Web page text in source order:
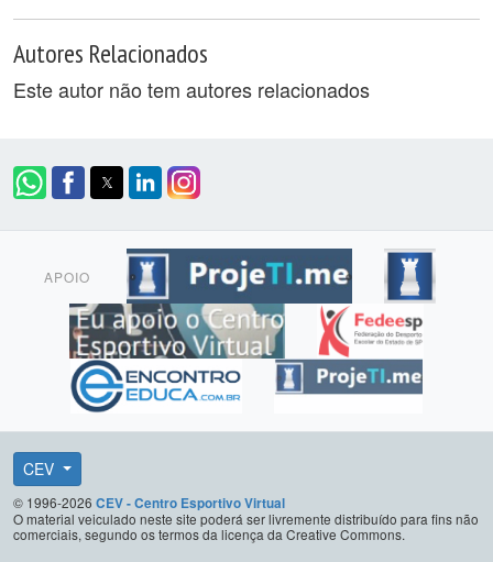
Autores Relacionados
Este autor não tem autores relacionados
APOIO
CEV
© 1996-2026 CEV - Centro Esportivo Virtual
O material veiculado neste site poderá ser livremente distribuído para fins não
comerciais, segundo os termos da licença da Creative Commons.